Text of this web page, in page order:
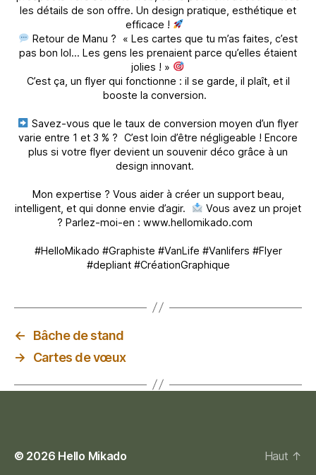
les détails de son offre. Un design pratique, esthétique et
efficace !
Retour de Manu ? « Les cartes que tu m’as faites, c’est
pas bon lol… Les gens les prenaient parce qu’elles étaient
jolies ! »
C’est ça, un flyer qui fonctionne : il se garde, il plaît, et il
booste la conversion.
Savez-vous que le taux de conversion moyen d’un flyer
varie entre 1 et 3 % ? C’est loin d’être négligeable ! Encore
plus si votre flyer devient un souvenir déco grâce à un
design innovant.
Mon expertise ? Vous aider à créer un support beau,
intelligent, et qui donne envie d’agir.
Vous avez un projet
? Parlez-moi-en : www.hellomikado.com
#HelloMikado #Graphiste #VanLife #Vanlifers #Flyer
#depliant #CréationGraphique
←
Bâche de stand
→
Cartes de vœux
© 2026 Hello Mikado Haut ↑